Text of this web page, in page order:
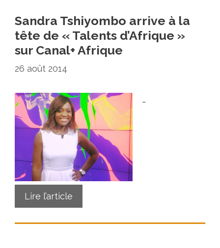
Sandra Tshiyombo arrive à la
tête de « Talents d’Afrique »
sur Canal+ Afrique
26 août 2014
…
Lire l’article